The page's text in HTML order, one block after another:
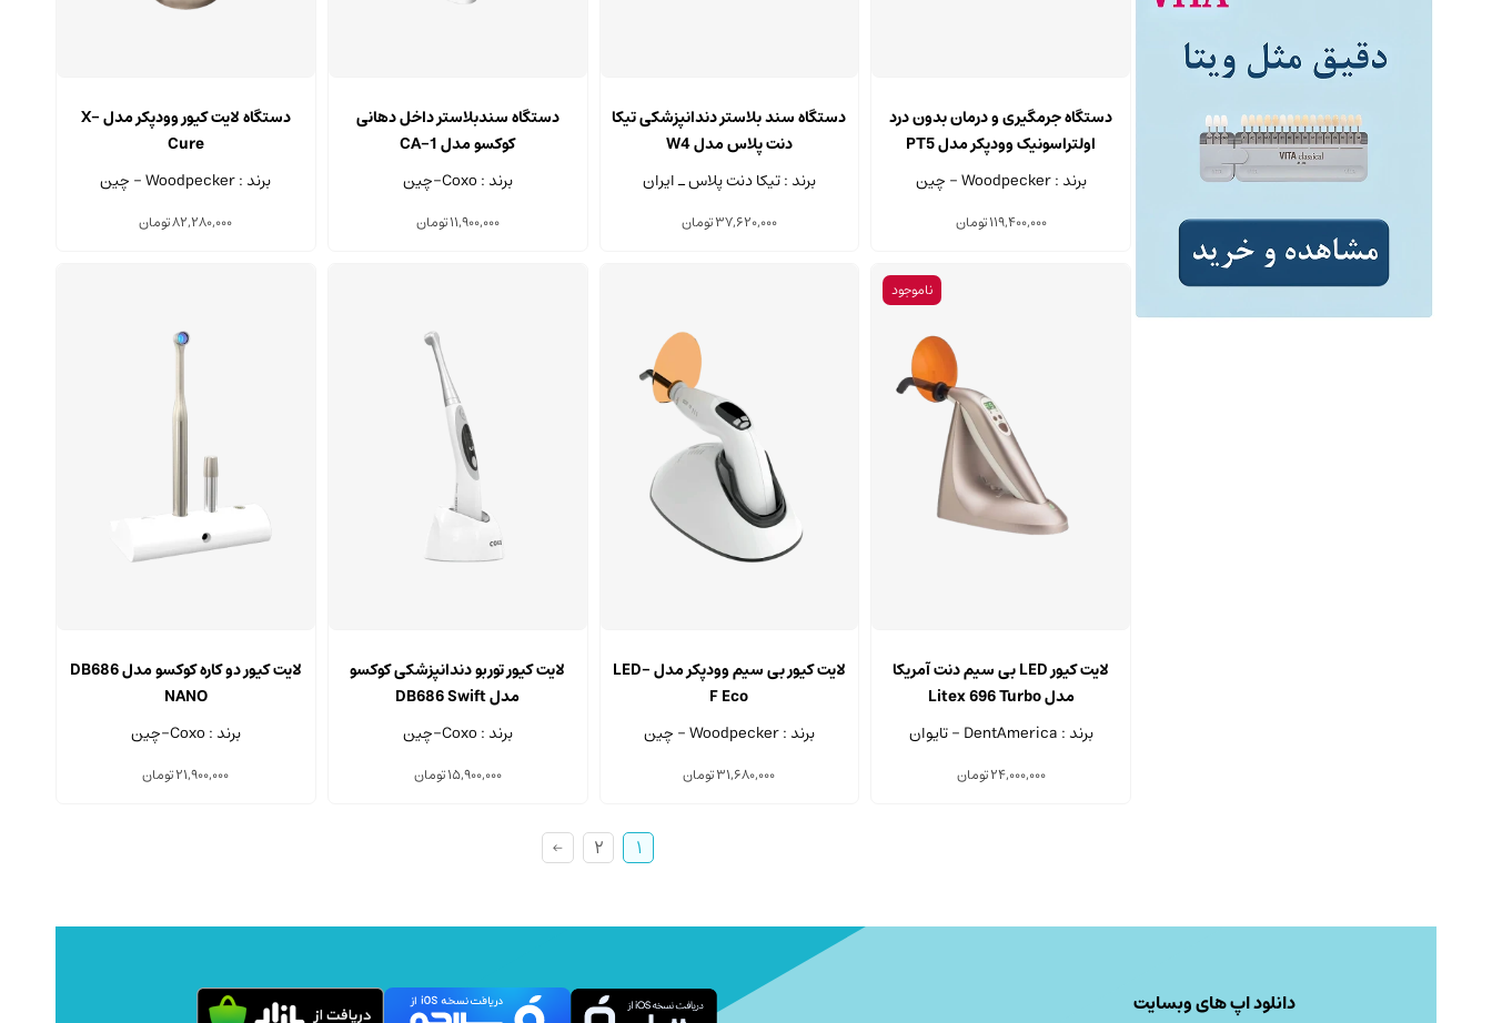
دستگاه جرمگیری و درمان بدون درد
اولتراسونیک وودپکر مدل PT5
برند : Woodpecker - چین
119,400,000تومان
دستگاه سند بلاستر دندانپزشکی تیکا
دنت پلاس مدل W4
برند : تیکا دنت پلاس ـ ایران
37,620,000تومان
دستگاه سندبلاستر داخل دهانی
کوکسو مدل CA-1
برند : Coxo-چین
11,900,000تومان
محصول
مختلفی
دستگاه لایت کیور وودپکر مدل X-
Cure
برند : Woodpecker - چین
82,280,000تومان
ناموجود
لایت کیور LED بی سیم دنت‌ آمریکا
مدل Litex 696 Turbo
برند : DentAmerica - تایوان
24,000,000تومان
لایت کیور بی سیم وودپکر مدل LED-
F Eco
برند : Woodpecker - چین
31,680,000تومان
لایت کیور توربو دندانپزشکی کوکسو
مدل DB686 Swift
برند : Coxo-چین
15,900,000تومان
لایت کیور دو کاره کوکسو مدل DB686
NANO
برند : Coxo-چین
21,900,000تومان
1
2
←
دانلود اپ های وبسایت